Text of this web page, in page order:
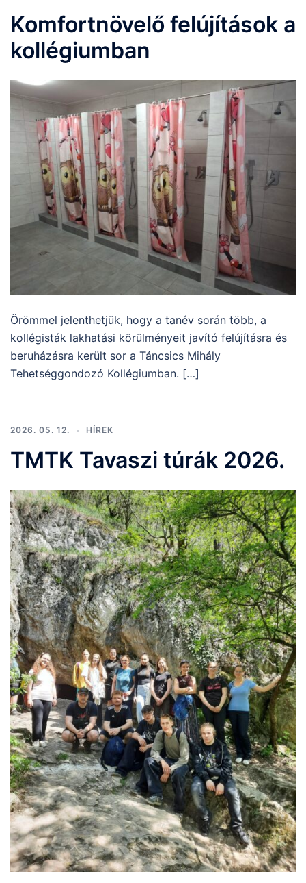
Komfortnövelő felújítások a
kollégiumban
Örömmel jelenthetjük, hogy a tanév során több, a
kollégisták lakhatási körülményeit javító felújításra és
beruházásra került sor a Táncsics Mihály
Tehetséggondozó Kollégiumban. […]
2026. 05. 12. HÍREK
TMTK Tavaszi túrák 2026.